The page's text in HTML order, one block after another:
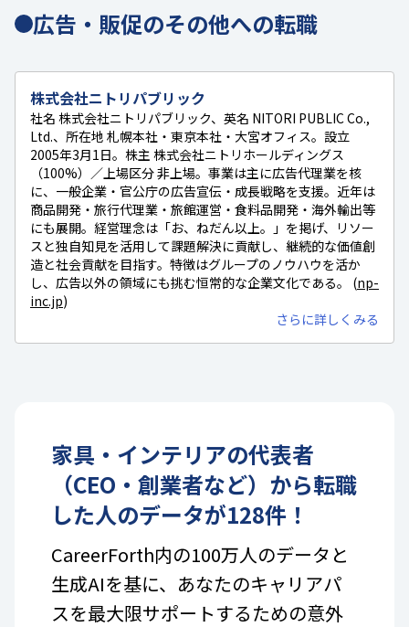
広告・販促のその他への転職
株式会社ニトリパブリック
社名 株式会社ニトリパブリック、英名 NITORI PUBLIC Co.,
Ltd.、所在地 札幌本社・東京本社・大宮オフィス。設立
2005年3月1日。株主 株式会社ニトリホールディングス
（100%）／上場区分 非上場。事業は主に広告代理業を核
に、一般企業・官公庁の広告宣伝・成長戦略を支援。近年は
商品開発・旅行代理業・旅館運営・食料品開発・海外輸出等
にも展開。経営理念は「お、ねだん以上。」を掲げ、リソー
スと独自知見を活用して課題解決に貢献し、継続的な価値創
造と社会貢献を目指す。特徴はグループのノウハウを活か
し、広告以外の領域にも挑む恒常的な企業文化である。 (np-
inc.jp)
さらに詳しくみる
家具・インテリアの代表者
（CEO・創業者など） から転職
した人のデータが128件！
CareerForth内の100万人のデータと
生成AIを基に、あなたのキャリアパ
スを最大限サポートするための意外